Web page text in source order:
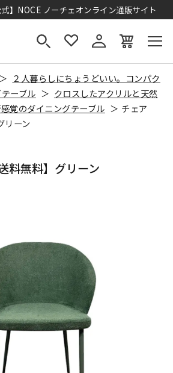
】NOCE ノーチェオンライン通販サイト
２人暮らしにちょうどいい。コンパク
ーブル
クロスしたアクリルと天然
覚のダイニングテーブル
チェア
リーン
料無料】グリーン